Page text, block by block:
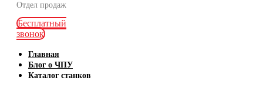
Отдел продаж
Бесплатный
звонок
Главная
Блог о ЧПУ
Каталог станков